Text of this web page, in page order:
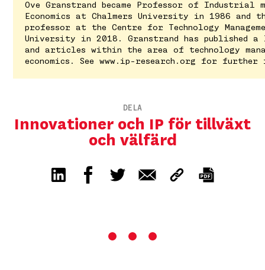
Ove Granstrand became Professor of Industrial
Economics at Chalmers University in 1986 and
professor at the Centre for Technology
University in 2018. Granstrand has published a
and articles within the area of technology
economics. See www.ip-research.org for
DELA
Innovationer och IP för tillväxt
och välfärd